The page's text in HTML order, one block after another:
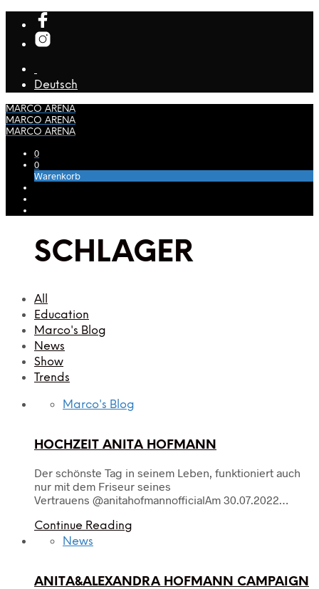
Deutsch
MARCO ARENA
MARCO ARENA
MARCO ARENA
0
0
Warenkorb
SCHLAGER
All
Education
Marco's Blog
News
Show
Trends
Marco's Blog
HOCHZEIT ANITA HOFMANN
Der schönste Tag in seinem Leben, funktioniert auch
nur mit dem Friseur seines
Vertrauens @anitahofmannofficialAm 30.07.2022…
Continue Reading
News
ANITA&ALEXANDRA HOFMANN CAMPAIGN